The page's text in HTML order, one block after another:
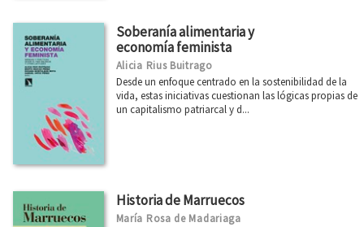
Soberanía alimentaria y
economía feminista
Alicia Rius Buitrago
Desde un enfoque centrado en la sostenibilidad de la
vida, estas iniciativas cuestionan las lógicas propias de
un capitalismo patriarcal y d...
Historia de Marruecos
María Rosa de Madariaga